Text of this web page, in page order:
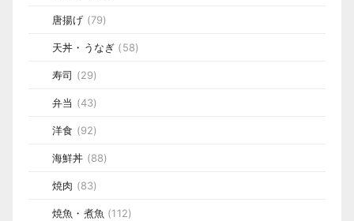
唐揚げ (79)
天丼・うなぎ (58)
寿司 (29)
弁当 (43)
洋食 (92)
海鮮丼 (88)
焼肉 (83)
焼魚・煮魚 (112)